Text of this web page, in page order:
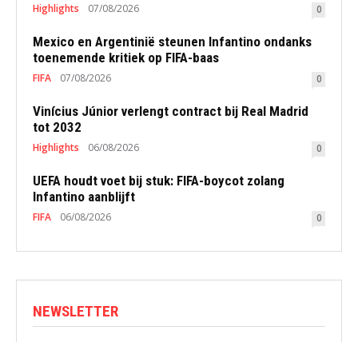
Highlights 07/08/2026 0
Mexico en Argentinië steunen Infantino ondanks
toenemende kritiek op FIFA-baas
FIFA 07/08/2026 0
Vinícius Júnior verlengt contract bij Real Madrid
tot 2032
Highlights 06/08/2026 0
UEFA houdt voet bij stuk: FIFA-boycot zolang
Infantino aanblijft
FIFA 06/08/2026 0
NEWSLETTER